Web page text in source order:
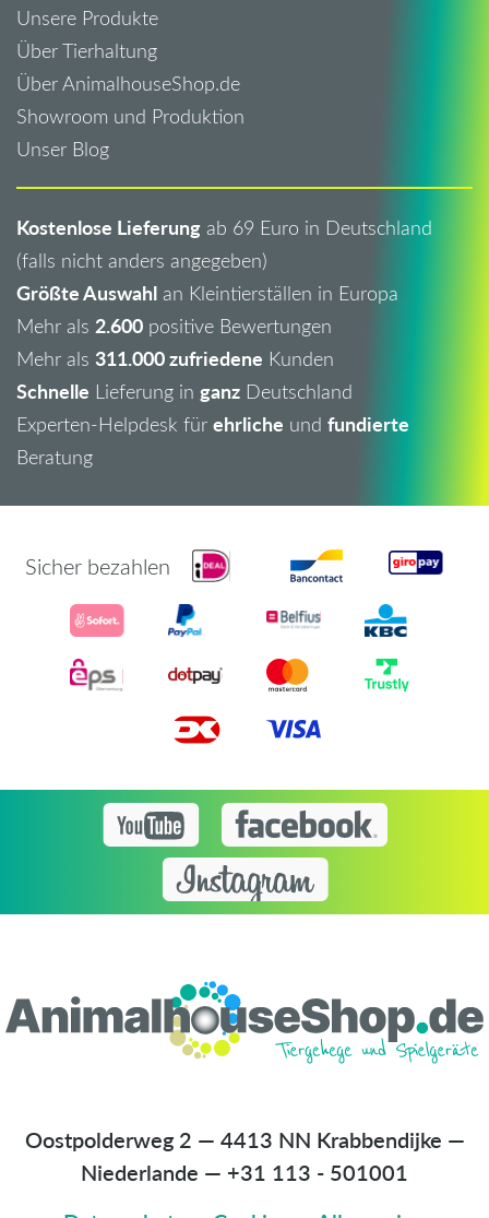
Unsere Produkte
Über Tierhaltung
Über AnimalhouseShop.de
Showroom und Produktion
Unser Blog
Kostenlose Lieferung ab 69 Euro in Deutschland
(falls nicht anders angegeben)
Größte Auswahl an Kleintierställen in Europa
Mehr als 2.600 positive Bewertungen
Mehr als 311.000 zufriedene Kunden
Schnelle Lieferung in ganz Deutschland
Experten-Helpdesk für ehrliche und fundierte
Beratung
Sicher bezahlen
Oostpolderweg 2 — 4413 NN Krabbendijke —
Niederlande — +31 113 - 501001